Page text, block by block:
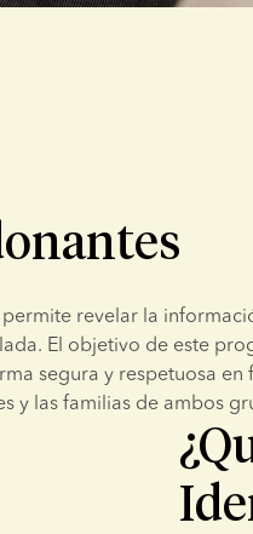
revelar la
El objetivo de este
segura y respetuosa en
y las familias de ambos